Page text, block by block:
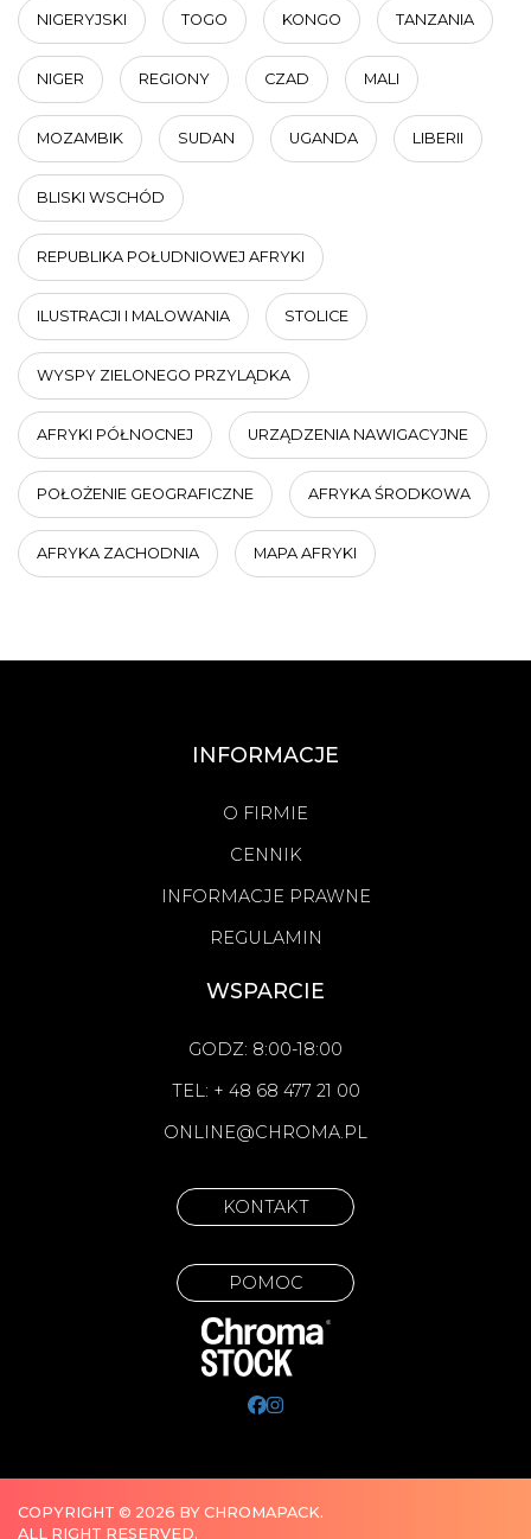
NIGERYJSKI TOGO KONGO TANZANIA
NIGER REGIONY CZAD MALI
MOZAMBIK SUDAN UGANDA LIBERII
BLISKI WSCHÓD
REPUBLIKA POŁUDNIOWEJ AFRYKI
ILUSTRACJI I MALOWANIA STOLICE
WYSPY ZIELONEGO PRZYLĄDKA
AFRYKI PÓŁNOCNEJ URZĄDZENIA NAWIGACYJNE
POŁOŻENIE GEOGRAFICZNE AFRYKA ŚRODKOWA
AFRYKA ZACHODNIA MAPA AFRYKI
INFORMACJE
O FIRMIE
CENNIK
INFORMACJE PRAWNE
REGULAMIN
WSPARCIE
GODZ: 8:00-18:00
TEL: + 48 68 477 21 00
ONLINE@CHROMA.PL
KONTAKT
POMOC
COPYRIGHT © 2026 BY CHROMAPACK.
ALL RIGHT RESERVED.